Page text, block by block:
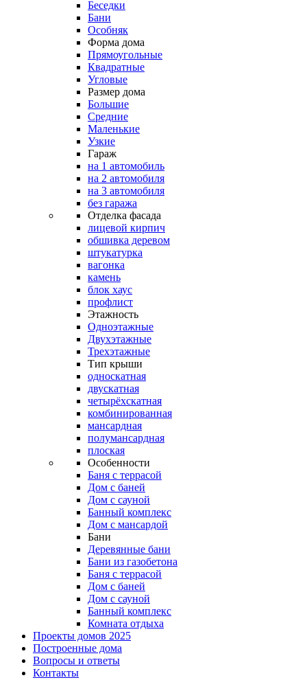
Беседки
Бани
Особняк
Форма дома
Прямоугольные
Квадратные
Угловые
Размер дома
Большие
Средние
Маленькие
Узкие
Гараж
на 1 автомобиль
на 2 автомобиля
на 3 автомобиля
без гаража
Отделка фасада
лицевой кирпич
обшивка деревом
штукатурка
вагонка
камень
блок хаус
профлист
Этажность
Одноэтажные
Двухэтажные
Трехэтажные
Тип крыши
односкатная
двускатная
четырёхскатная
комбинированная
мансардная
полумансардная
плоская
Особенности
Баня с террасой
Дом с баней
Дом с сауной
Банный комплекс
Дом с мансардой
Бани
Деревянные бани
Бани из газобетона
Баня с террасой
Дом с баней
Дом с сауной
Банный комплекс
Комната отдыха
Проекты домов 2025
Построенные дома
Вопросы и ответы
Контакты